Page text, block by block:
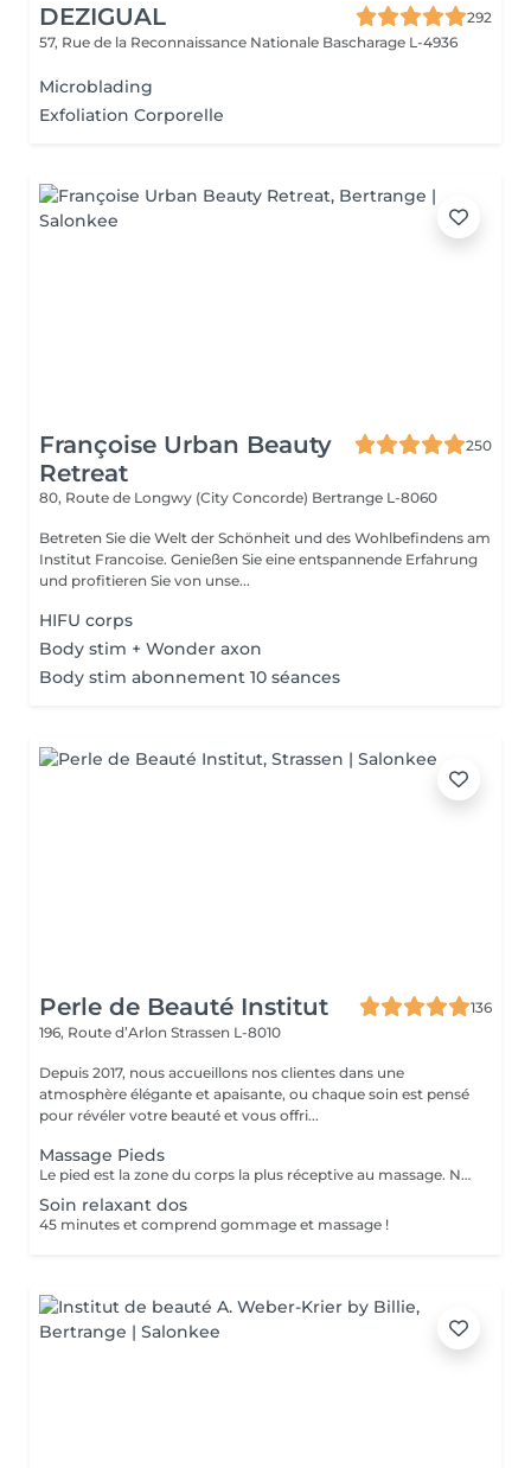
DEZIGUAL
292
57, Rue de la Reconnaissance Nationale Bascharage L-4936
Microblading
Exfoliation Corporelle
Françoise Urban Beauty
Retreat
250
80, Route de Longwy (City Concorde) Bertrange L-8060
Betreten Sie die Welt der Schönheit und des Wohlbefindens am
Institut Francoise. Genießen Sie eine entspannende Erfahrung
und profitieren Sie von unse...
HIFU corps
Body stim + Wonder axon
Body stim abonnement 10 séances
Perle de Beauté Institut
136
196, Route d’Arlon Strassen L-8010
Depuis 2017, nous accueillons nos clientes dans une
atmosphère élégante et apaisante, ou chaque soin est pensé
pour révéler votre beauté et vous offri...
Massage Pieds
Le pied est la zone du corps la plus réceptive au massage. Nous n'y pensons pas assez mais les pieds sont une partie très importante du corps et nécessitent un soin tout particulier! Supportant toute la charge pondérale ainsi que les agressions extérieures telles que le temps, les chaussures trop serrées, à talons ou simplement le fait de marcher toute la journée, nos pieds sont donc fortement sollicités! Les massages des pieds sont donc conseillés et très favorables à notre bien-être général!
Soin relaxant dos
45 minutes et comprend gommage et massage !